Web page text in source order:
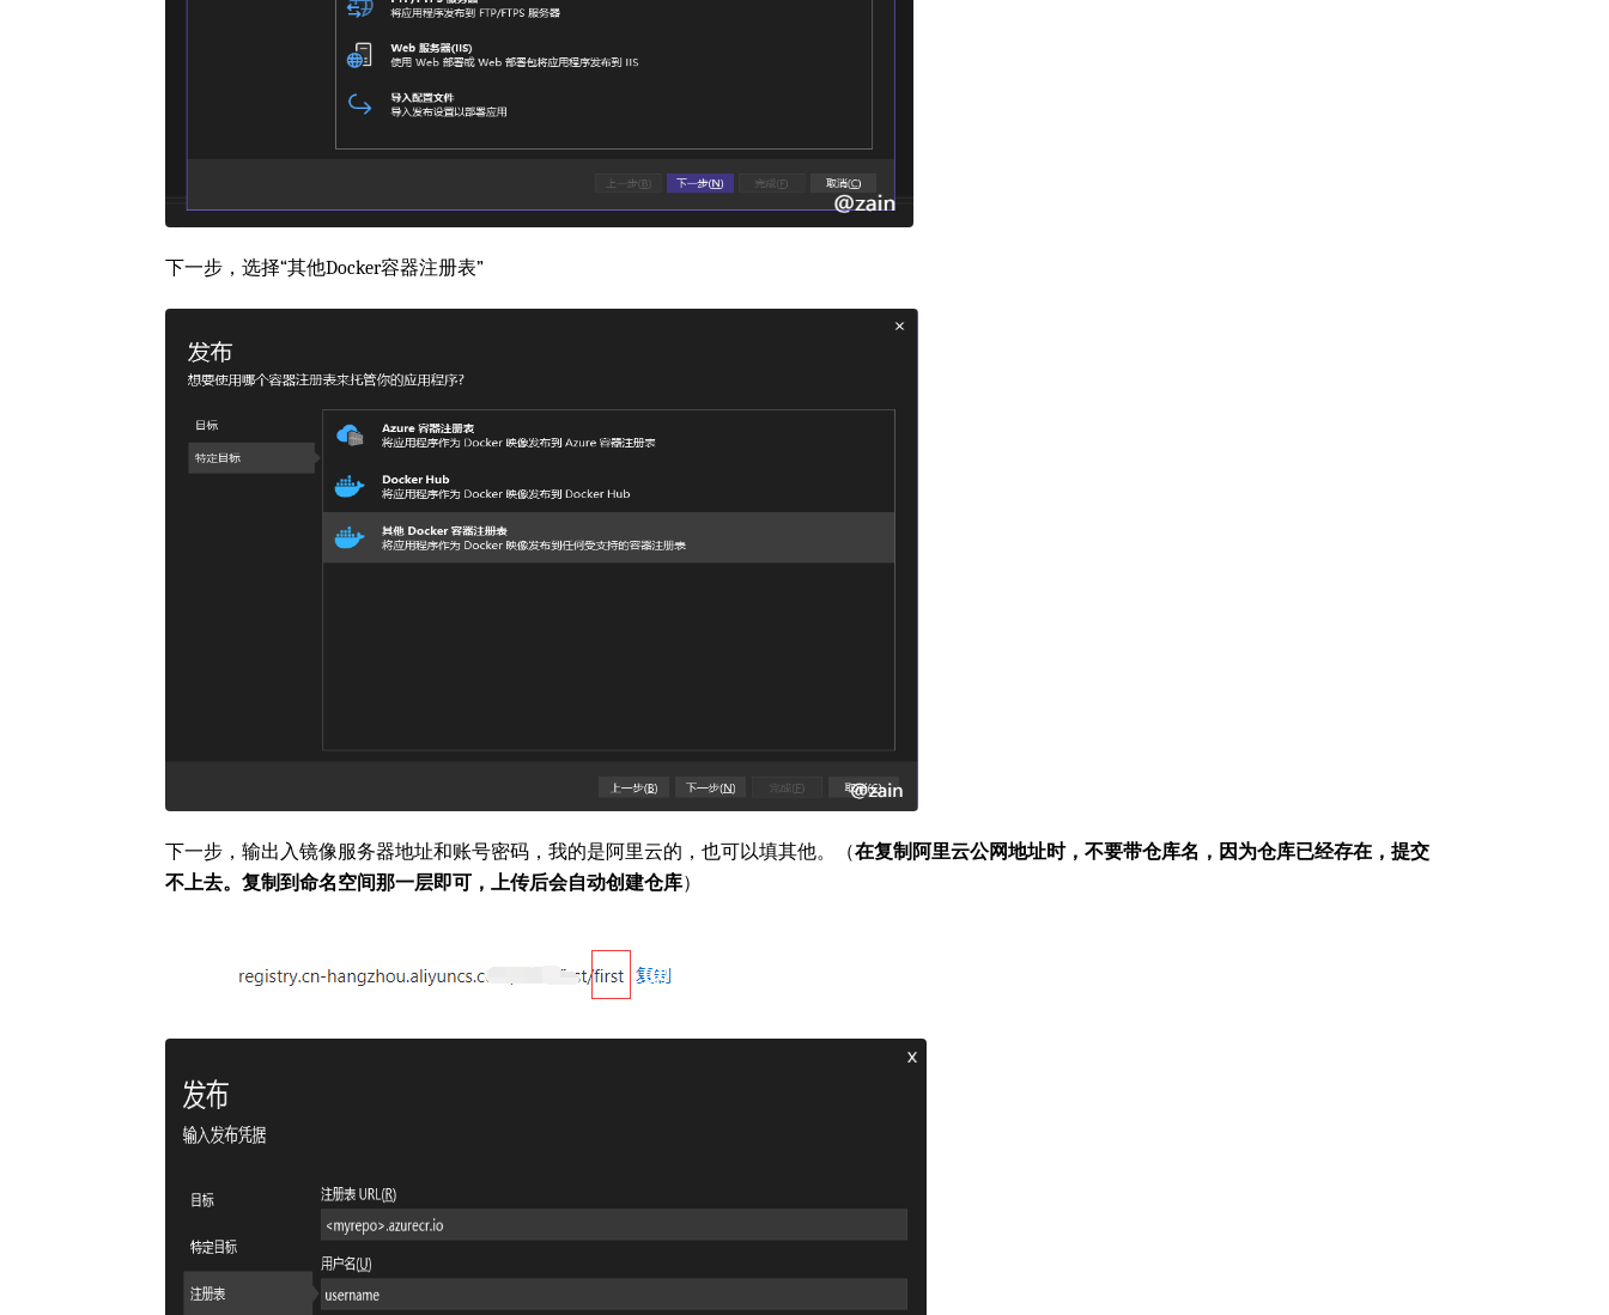
下一步，选择“其他Docker容器注册表”
下一步，输出入镜像服务器地址和账号密码，我的是阿里云的，也可以填其他。（在复制阿里云公网地址时，不要带仓库名，因为仓库已经存在，提交
不上去。复制到命名空间那一层即可，上传后会自动创建仓库）